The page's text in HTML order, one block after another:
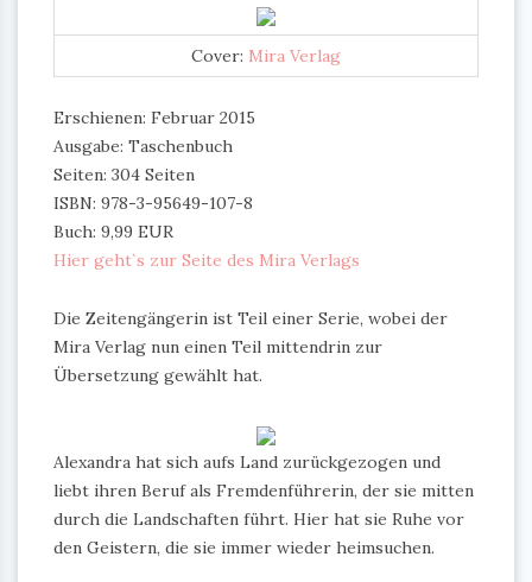
Cover: Mira Verlag
Erschienen: Februar 2015
Ausgabe: Taschenbuch
Seiten: 304 Seiten
ISBN: 978-3-95649-107-8
Buch: 9,99 EUR
Hier geht`s zur Seite des Mira Verlags
Die Zeitengängerin ist Teil einer Serie, wobei der
Mira Verlag nun einen Teil mittendrin zur
Übersetzung gewählt hat.
Alexandra hat sich aufs Land zurückgezogen und
liebt ihren Beruf als Fremdenführerin, der sie mitten
durch die Landschaften führt. Hier hat sie Ruhe vor
den Geistern, die sie immer wieder heimsuchen.